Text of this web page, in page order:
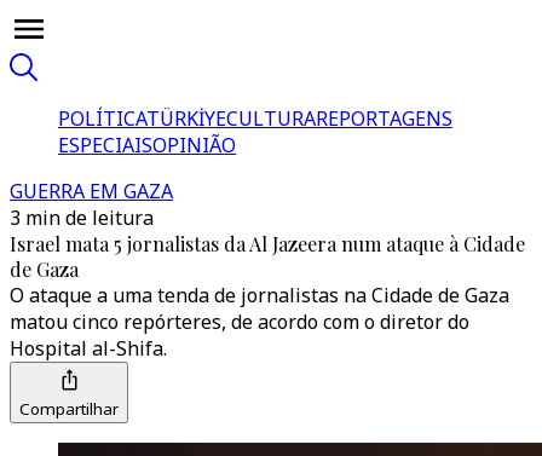
POLÍTICATÜRKİYECULTURAREPORTAGENS
ESPECIAISOPINIÃO
GUERRA EM GAZA
3 min de leitura
Israel mata 5 jornalistas da Al Jazeera num ataque à Cidade
de Gaza
O ataque a uma tenda de jornalistas na Cidade de Gaza
matou cinco repórteres, de acordo com o diretor do
Hospital al-Shifa.
Compartilhar